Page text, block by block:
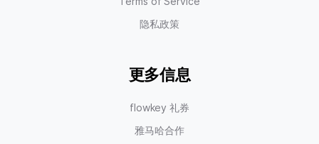
隐私政策
更多信息
flowkey 礼券
雅马哈合作